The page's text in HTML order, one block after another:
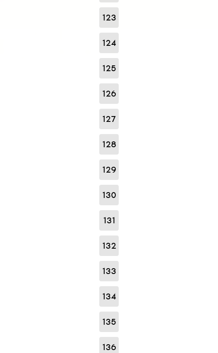
123
124
125
126
127
128
129
130
131
132
133
134
135
136